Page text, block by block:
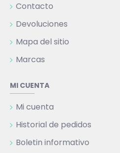
Contacto
Devoluciones
Mapa del sitio
Marcas
MI CUENTA
Mi cuenta
Historial de pedidos
Boletin informativo